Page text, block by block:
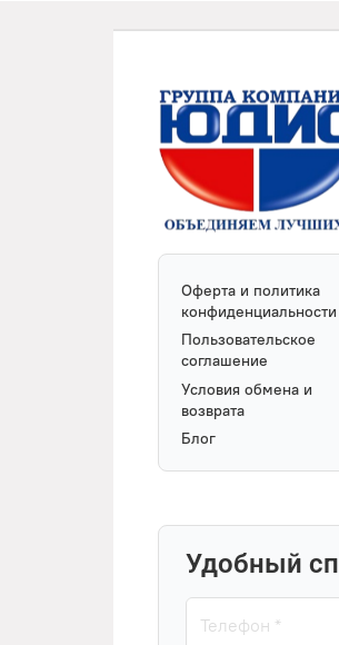
Оферта и политика
конфиденциальности
Пользовательское
соглашение
Условия обмена и
возврата
Блог
Удобный